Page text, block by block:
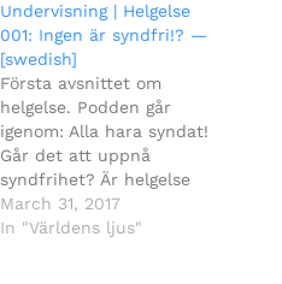
Undervisning | Helgelse
001: Ingen är syndfri!? —
[swedish]
Första avsnittet om
helgelse. Podden går
igenom: Alla hara syndat!
Går det att uppnå
syndfrihet? Är helgelse
nödvändigt? Idag finns
det massor av olika
March 31, 2017
In "Världens ljus"